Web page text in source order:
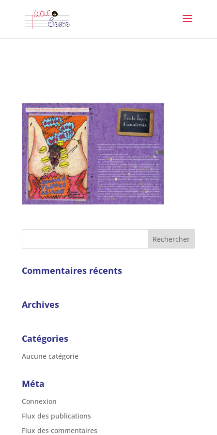
Commentaires récents
Archives
Catégories
Aucune catégorie
Méta
Connexion
Flux des publications
Flux des commentaires